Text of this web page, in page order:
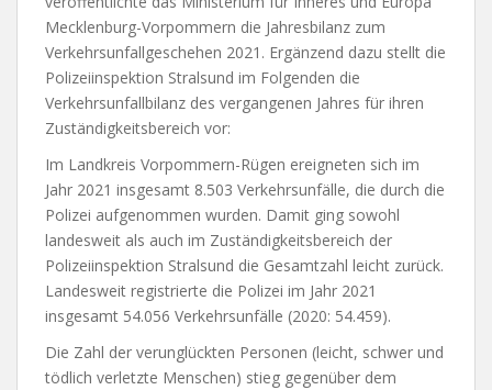
Mecklenburg-Vorpommern die Jahresbilanz zum
Verkehrsunfallgeschehen 2021. Ergänzend dazu stellt die
Polizeiinspektion Stralsund im Folgenden die
Verkehrsunfallbilanz des vergangenen Jahres für ihren
Zuständigkeitsbereich vor:
Im Landkreis Vorpommern-Rügen ereigneten sich im
Jahr 2021 insgesamt 8.503 Verkehrsunfälle, die durch die
Polizei aufgenommen wurden. Damit ging sowohl
landesweit als auch im Zuständigkeitsbereich der
Polizeiinspektion Stralsund die Gesamtzahl leicht zurück.
Landesweit registrierte die Polizei im Jahr 2021
insgesamt 54.056 Verkehrsunfälle (2020: 54.459).
Die Zahl der verunglückten Personen (leicht, schwer und
tödlich verletzte Menschen) stieg gegenüber dem